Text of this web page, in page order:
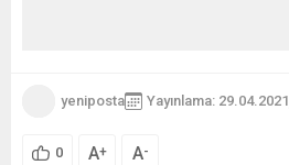
yeniposta Yayınlama: 29.04.2021
0 A+ A-